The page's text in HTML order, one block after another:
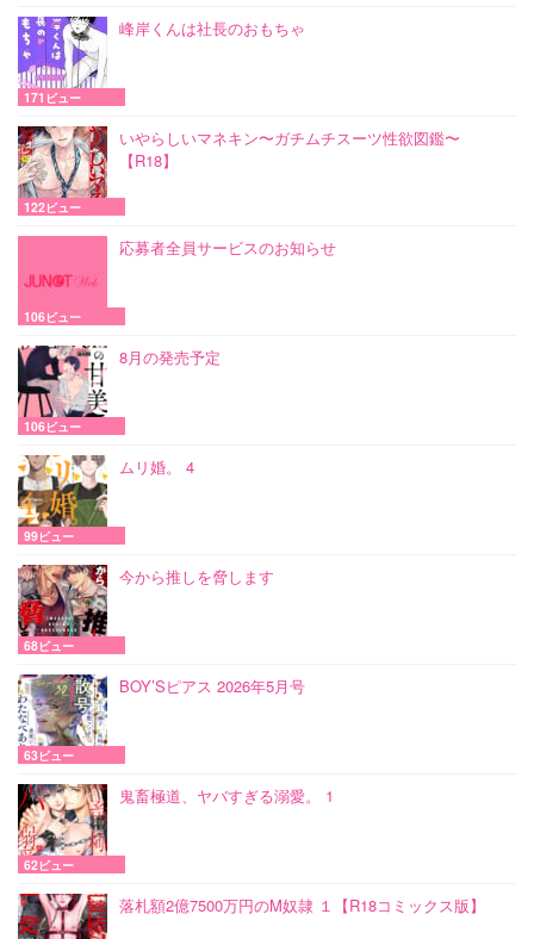
峰岸くんは社長のおもちゃ
171ビュー
いやらしいマネキン〜ガチムチスーツ性欲図鑑〜
【R18】
122ビュー
応募者全員サービスのお知らせ
106ビュー
8月の発売予定
106ビュー
ムリ婚。 4
99ビュー
今から推しを脅します
68ビュー
BOY’Sピアス 2026年5月号
63ビュー
鬼畜極道、ヤバすぎる溺愛。 1
62ビュー
落札額2億7500万円のM奴隷 １【R18コミックス版】